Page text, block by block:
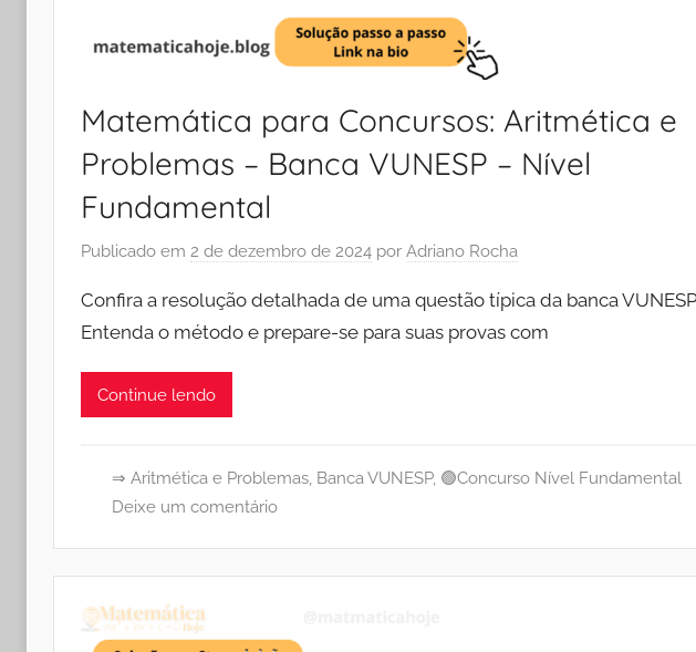
Matemática para Concursos: Aritmética e
Problemas – Banca VUNESP – Nível
Fundamental
Publicado em 2 de dezembro de 2024 por Adriano Rocha
Confira a resolução detalhada de uma questão típica da banca
Entenda o método e prepare-se para suas provas com
Continue lendo
⇒ Aritmética e Problemas, Banca VUNESP, 🟢Concurso Nível Fundamental
Deixe um comentário